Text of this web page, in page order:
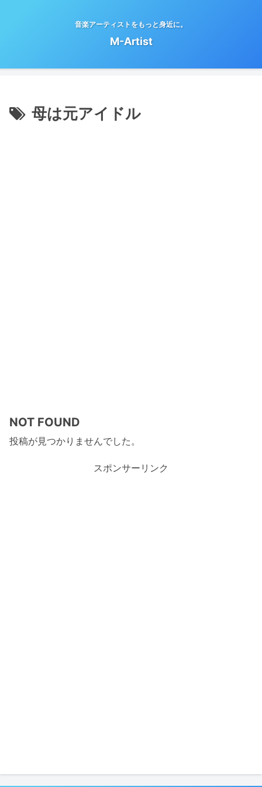
音楽アーティストをもっと身近に。
M-Artist
母は元アイドル
NOT FOUND
投稿が見つかりませんでした。
スポンサーリンク